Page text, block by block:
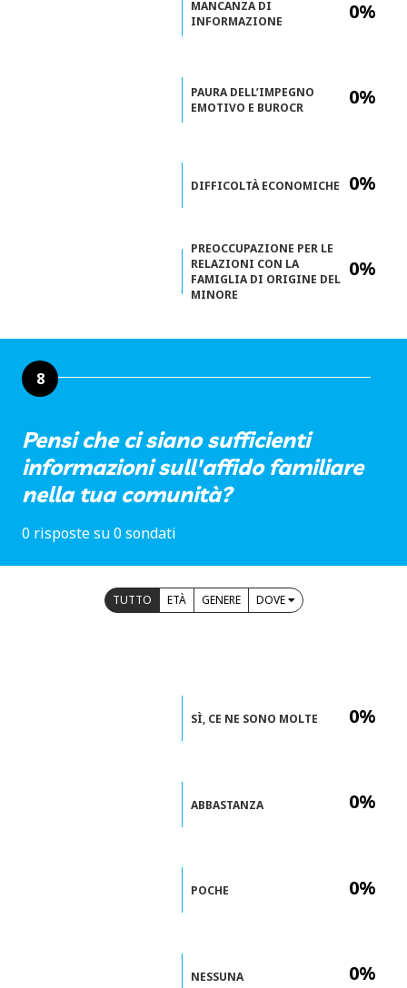
0%
0%
0%
0%
MANCANZA DI
INFORMAZIONE
PAURA DELL’IMPEGNO
EMOTIVO E BUROCR
DIFFICOLTÀ ECONOMICHE
PREOCCUPAZIONE PER LE
RELAZIONI CON LA
FAMIGLIA DI ORIGINE DEL
MINORE
8
Pensi che ci siano sufficienti
informazioni sull'affido familiare
nella tua comunità?
0 risposte su 0 sondati
TUTTO ETÀ GENERE DOVE
0%
0%
0%
0%
SÌ, CE NE SONO MOLTE
ABBASTANZA
POCHE
NESSUNA